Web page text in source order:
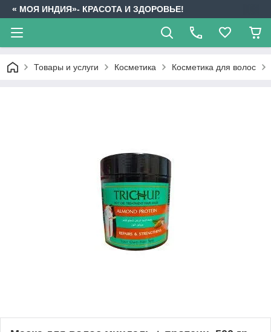
« МОЯ ИНДИЯ»- КРАСОТА И ЗДОРОВЬЕ!
Товары и услуги Косметика Косметика для волос